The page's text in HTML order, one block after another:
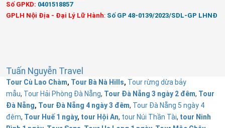
Số GPKD: 0401518857
GPLH Nội Địa - Đại Lý Lữ Hành: Số GP 48-0139/2023/SDL-GP LHNĐ
Tuấn Nguyễn Travel
Tour Cù Lao Chàm, Tour Bà Nà Hills, Tour rừng dừa bảy
mẫu, Tour Hải Phòng Đà Nẵng, Tour Đà Nẵng 3 ngày 2 đêm, Tour
Đà Nẵng, Tour Đà Nẵng 4 ngày 3 đêm, Tour Đà Nẵng 5 ngày 4
đêm, Tour Huế 1 ngày, tour Hội An, tour Núi Thần Tài, tour Ninh